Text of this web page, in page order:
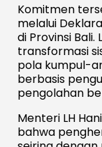
Komitmen
melalui
di Provinsi
transformasi
pola kumpul-
berbasis
pengolahan
Menteri LH
bahwa